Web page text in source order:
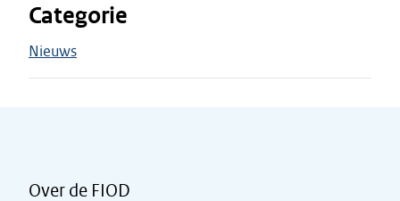
Categorie
Nieuws
Over de FIOD